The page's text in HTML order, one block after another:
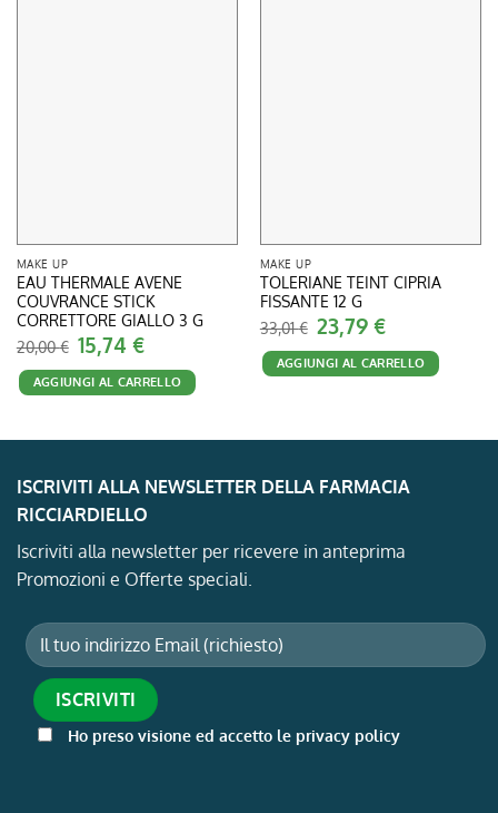
MAKE UP
EAU THERMALE AVENE
COUVRANCE STICK
CORRETTORE GIALLO 3 G
20,00€ Il
prezzo
originale
era:
20,00 €.
15,74 €Il
prezzo
attuale
è:
15,74 €.
AGGIUNGI AL CARRELLO
MAKE UP
TOLERIANE TEINT CIPRIA
FISSANTE 12 G
33,01€ Il
prezzo
originale
era:
33,01 €.
23,79 €Il
prezzo
attuale
è:
23,79 €.
AGGIUNGI AL CARRELLO
ISCRIVITI ALLA NEWSLETTER DELLA FARMACIA
RICCIARDIELLO
Iscriviti alla newsletter per ricevere in anteprima
Promozioni e Offerte speciali.
Ho preso visione ed accetto le privacy policy